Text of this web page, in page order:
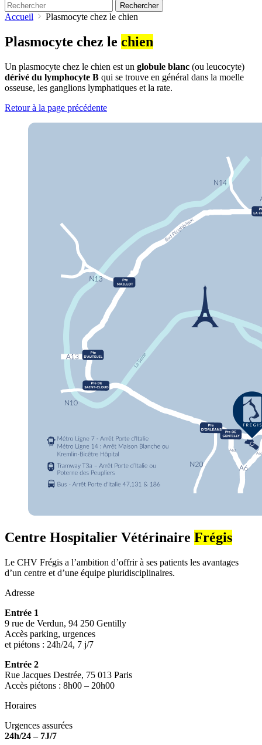
Rechercher
Accueil Plasmocyte chez le chien
Plasmocyte chez le chien
Un plasmocyte chez le chien est un globule blanc (ou leucocyte)
dérivé du lymphocyte B qui se trouve en général dans la moelle
osseuse, les ganglions lymphatiques et la rate.
Retour à la page précédente
Centre Hospitalier Vétérinaire Frégis
Le CHV Frégis a l’ambition d’offrir à ses patients les avantages
d’un centre et d’une équipe pluridisciplinaires.
Adresse
Entrée 1
9 rue de Verdun, 94 250 Gentilly
Accès parking, urgences
et piétons : 24h/24, 7 j/7
Entrée 2
Rue Jacques Destrée, 75 013 Paris
Accès piétons : 8h00 – 20h00
Horaires
Urgences assurées
24h/24 – 7J/7